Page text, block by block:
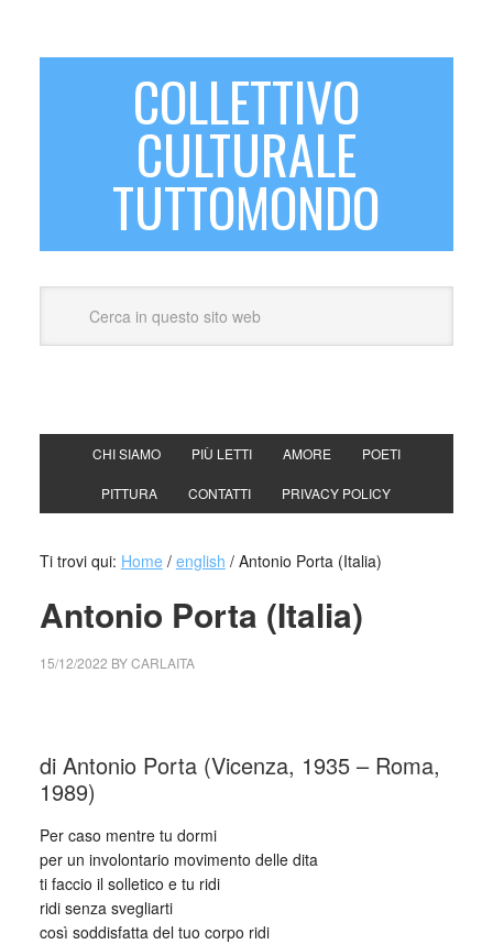
COLLETTIVO
CULTURALE
TUTTOMONDO
CHI SIAMO PIÙ LETTI AMORE POETI
PITTURA CONTATTI PRIVACY POLICY
Ti trovi qui: Home / english /Antonio Porta (Italia)
Antonio Porta (Italia)
15/12/2022 BYCARLAITA
di Antonio Porta (Vicenza, 1935 – Roma,
1989)
Per caso mentre tu dormi
per un involontario movimento delle dita
ti faccio il solletico e tu ridi
ridi senza svegliarti
così soddisfatta del tuo corpo ridi